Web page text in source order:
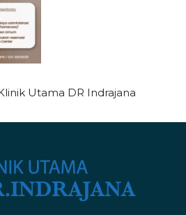
Utama DR Indrajana